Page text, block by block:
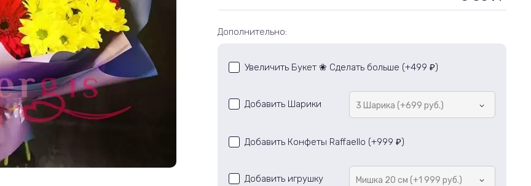
Дополнительно:
Увеличить Букет ❀ Сделать больше (+499 ₽)
Добавить Шарики 3 Шарика (+699 руб.)
Добавить Конфеты Raffaello (+999 ₽)
Добавить игрушку Мишка 20 см (+1 999 руб.)